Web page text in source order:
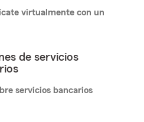
virtualmente con un
de servicios
servicios bancarios